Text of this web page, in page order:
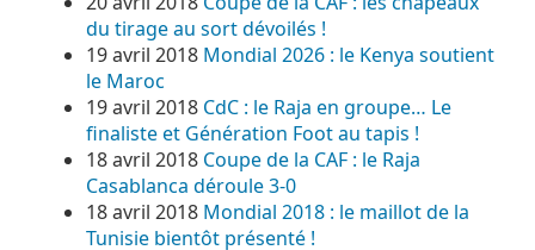
du tirage au sort dévoilés !
19 avril 2018 Mondial 2026 : le Kenya soutient
le Maroc
19 avril 2018 CdC : le Raja en groupe… Le
finaliste et Génération Foot au tapis !
18 avril 2018 Coupe de la CAF : le Raja
Casablanca déroule 3-0
18 avril 2018 Mondial 2018 : le maillot de la
Tunisie bientôt présenté !